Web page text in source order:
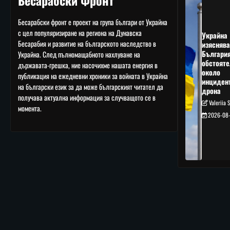
Бесарабски фронт е проект на група българи от Украйна
с цел популяризиране на региона на Дунавска
Бесарабия и развитие на българското наследство в
Украйна. След пълномащабното нахлуване на
държавата-грешка, ние насочихме нашата енергия в
публикация на ежедневни хроники за войната в Украйна
на български език за да може българският читател да
получава актуална информация за случващото се в
момента.
Украйна
около
дрона
Valeriia
2026-